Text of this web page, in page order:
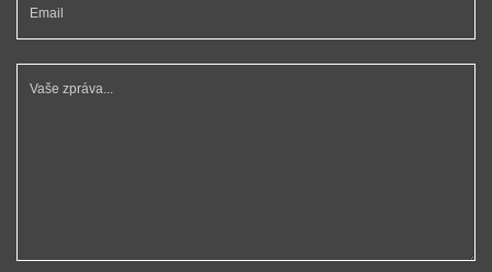
Vaše zpráva...